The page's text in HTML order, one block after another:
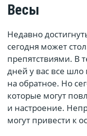
Весы
Недавно
сегодня может
препятствиями. В
дней у вас все шло
на обратное. Но
которые могут
и настроение.
могут привести к